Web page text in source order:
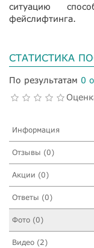
ситуацию
фейслифтинга.
СТАТИСТИКА
По результатам 0
Информация
Отзывы (0)
Акции (0)
Ответы (0)
Фото (0)
Видео (2)